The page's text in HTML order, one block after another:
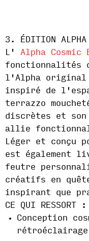
3. ÉDITION ALPHA
L' Alpha Cosmic
fonctionnalités
l'Alpha original
inspiré de
terrazzo
discrètes et
allie
Léger et conçu
est également
feutre
créatifs en
inspirant que
CE QUI RESSORT :
Conception